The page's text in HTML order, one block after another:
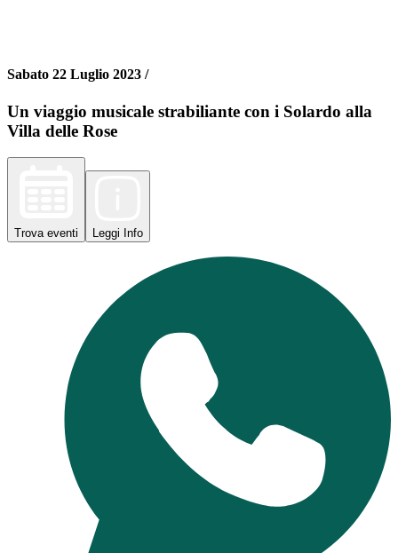
Sabato 22 Luglio 2023 /
Un viaggio musicale strabiliante con i Solardo alla
Villa delle Rose
Trova eventi Leggi Info